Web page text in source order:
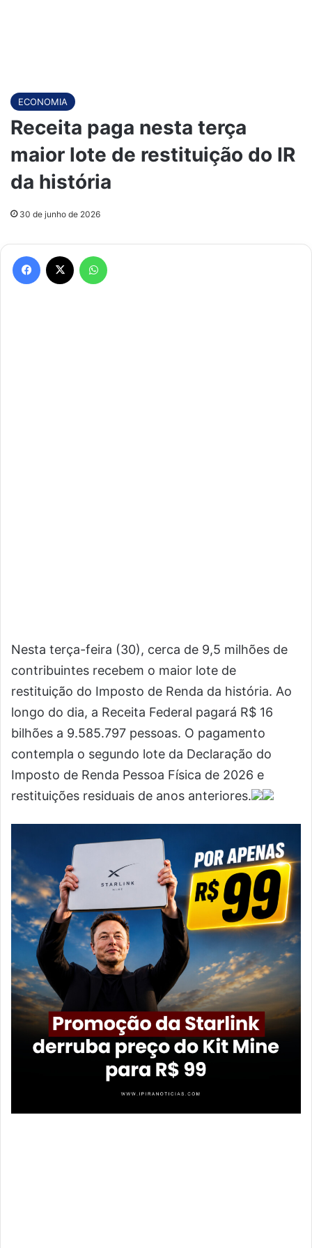
ECONOMIA
Receita paga nesta terça
maior lote de restituição do IR
da história
30 de junho de 2026
Facebook
Nesta terça-feira (30), cerca de 9,5 milhões de
contribuintes recebem o maior lote de
restituição do Imposto de Renda da história. Ao
longo do dia, a Receita Federal pagará R$ 16
bilhões a 9.585.797 pessoas. O pagamento
contempla o segundo lote da Declaração do
Imposto de Renda Pessoa Física de 2026 e
restituições residuais de anos anteriores.